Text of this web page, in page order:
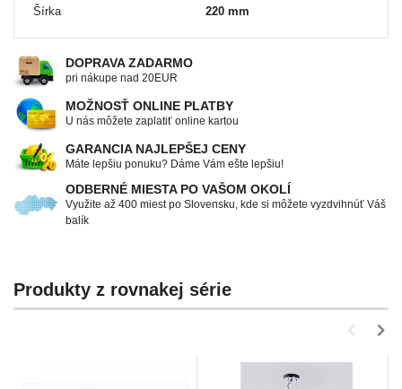
Šírka 220 mm
DOPRAVA ZADARMO
pri nákupe nad 20EUR
MOŽNOSŤ ONLINE PLATBY
U nás môžete zaplatiť online kartou
GARANCIA NAJLEPŠEJ CENY
Máte lepšiu ponuku? Dáme Vám ešte lepšiu!
ODBERNÉ MIESTA PO VAŠOM OKOLÍ
Využite až 400 miest po Slovensku, kde si môžete vyzdvihnúť Váš
balík
Produkty z rovnakej série